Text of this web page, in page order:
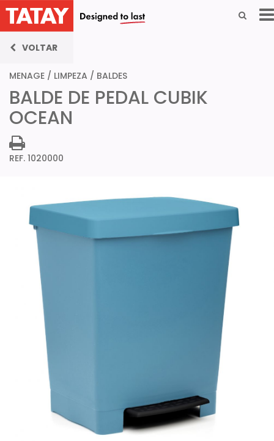
VOLTAR
MENAGE / LIMPEZA / BALDES
BALDE DE PEDAL CUBIK
OCEAN
REF. 1020000